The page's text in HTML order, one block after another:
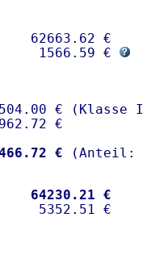
62663.62 €
1566.59 €
€ (Klasse I)
€
€
64230.21 €